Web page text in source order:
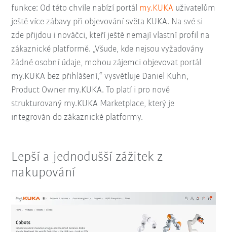
funkce: Od této chvíle nabízí portál my.KUKA uživatelům
ještě více zábavy při objevování světa KUKA. Na své si
zde přijdou i nováčci, kteří ještě nemají vlastní profil na
zákaznické platformě. „Všude, kde nejsou vyžadovány
žádné osobní údaje, mohou zájemci objevovat portál
my.KUKA bez přihlášení,“ vysvětluje Daniel Kuhn,
Product Owner my.KUKA. To platí i pro nově
strukturovaný my.KUKA Marketplace, který je
integrován do zákaznické platformy.
Lepší a jednodušší zážitek z
nakupování